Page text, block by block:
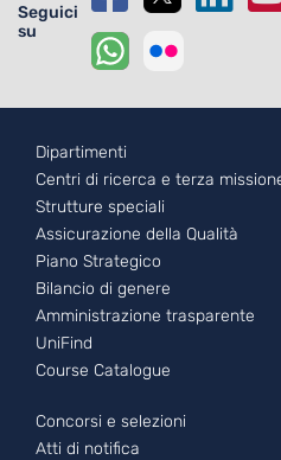
Seguici
su
Footer - 1
Dipartimenti
Centri di ricerca e terza
Strutture speciali
Assicurazione della Qualità
Piano Strategico
Bilancio di genere
Amministrazione trasparente
UniFind
Course Catalogue
Footer - 2
Concorsi e selezioni
Atti di notifica